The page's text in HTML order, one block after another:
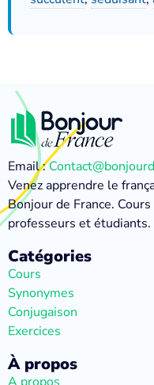
Email :
Venez apprendre le
Bonjour de France.
professeurs et étudiants.
Catégories
Cours
Synonymes
Conjugaison
Exercices
À propos